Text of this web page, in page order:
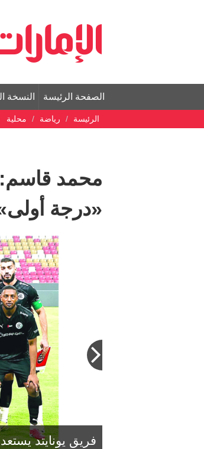
الصفحة الرئيسة النسخة
الرئيسة رياضة محلية
محمد قاسم:
«درجة
فريق يونايتد
محمد قاسم:
الذي ينطلق في 19 سبتمبر الجاري.